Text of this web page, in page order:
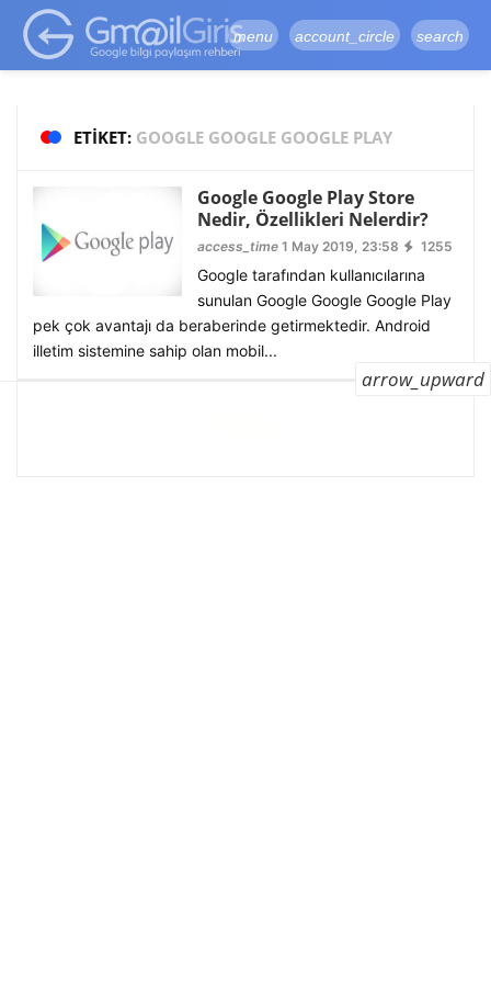
google-site-
verification=vqSI0upH550kabR5X8xpjMYieaXmuBueYgCJBW3uetM
menu account_circle search
ETIKET: GOOGLE GOOGLE GOOGLE PLAY
Google Google Play Store
Nedir, Özellikleri Nelerdir?
access_time1 May 2019, 23:58 1255
Google tarafından kullanıcılarına
sunulan Google Google Google Play
pek çok avantajı da beraberinde getirmektedir. Android
illetim sistemine sahip olan mobil...
arrow_upward